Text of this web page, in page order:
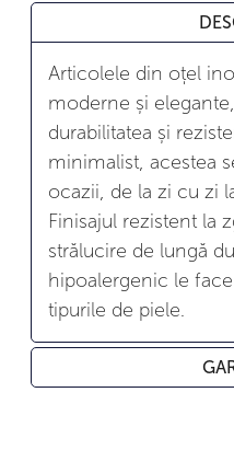
Articolele din oțel
moderne și
durabilitatea și
minimalist, acestea
ocazii, de la zi cu zi
Finisajul rezistent la
strălucire de lungă
hipoalergenic le
tipurile de piele.